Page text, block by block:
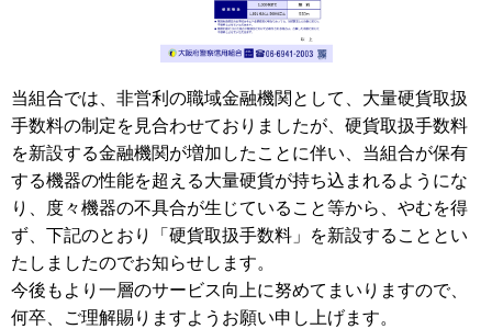
当組合では、非営利の職域金融機関として、大量硬貨取扱
手数料の制定を見合わせておりましたが、硬貨取扱手数料
を新設する金融機関が増加したことに伴い、当組合が保有
する機器の性能を超える大量硬貨が持ち込まれるようにな
り、度々機器の不具合が生じていること等から、やむを得
ず、下記のとおり「硬貨取扱手数料」を新設することとい
たしましたのでお知らせします。
今後もより一層のサービス向上に努めてまいりますので、
何卒、ご理解賜りますようお願い申し上げます。